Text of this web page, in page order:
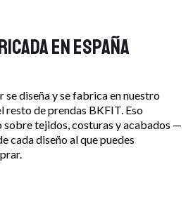
en España
diseña y se fabrica en nuestro
resto de prendas BKFIT. Eso
tejidos, costuras y acabados —
cada diseño al que puedes